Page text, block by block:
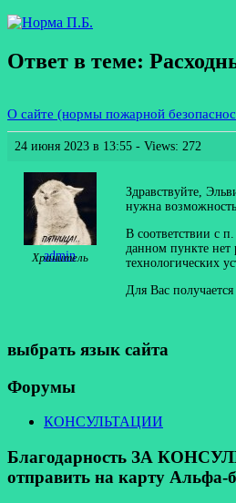
Ответ в теме:
О сайте (нормы пожарной
24 июня 2023 в 13:55 - Views: 272
admin
Хранитель
Здравствуйте,
нужна
В соответствии с
данном пункте нет
технологических
Для Вас
выбрать язык сайта
Форумы
КОНСУЛЬТАЦИИ
Благодарность ЗА
отправить на карту Альфа-